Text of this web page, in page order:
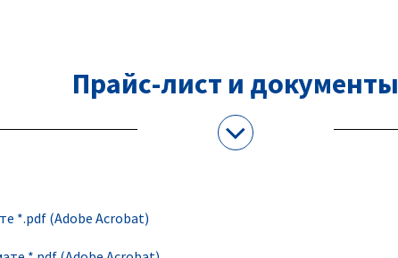
Прайс-лист и документы
*.pdf (Adobe Acrobat)